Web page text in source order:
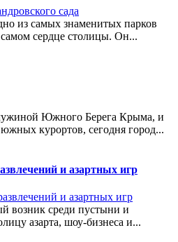
из самых знаменитых парков
сердце столицы. Он...
Южного Берега Крыма, и
курортов, сегодня город...
и азартных игр
возник среди пустыни и
азарта, шоу-бизнеса и...